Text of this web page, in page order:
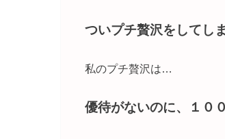
ついプチ贅沢をしてし
私のプチ贅沢は…
優待がないのに、１０